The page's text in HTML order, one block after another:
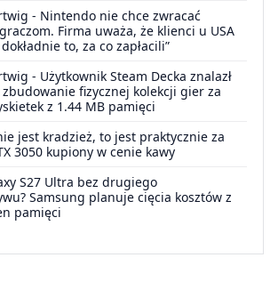
- Nintendo nie chce zwracać
Firma uważa, że klienci u USA
to, za co zapłacili”
- Użytkownik Steam Decka znalazł
fizycznej kolekcji gier za
z 1.44 MB pamięci
jest kradzież, to jest praktycznie za
3050 kupiony w cenie kawy
S27 Ultra bez drugiego
Samsung planuje cięcia kosztów z
pamięci